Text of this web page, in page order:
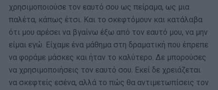
χρησιμοποιούσε τον εαυτό σου ως πείραμα, ως μια
παλέτα, κάπως έτσι. Και το σκεφτόμουν και κατάλαβα
ότι μου αρέσει να βγαίνω έξω από τον εαυτό μου, να μην
είμαι εγώ. Είχαμε ένα μάθημα στη δραματική που έπρεπε
να φοράμε μάσκες και ήταν το καλύτερο. Δε μπορούσες
να χρησιμοποιήσεις τον εαυτό σου. Εκεί δε χρειάζεται
να σκεφτείς εσένα, αλλά το πώς θα αντιμετωπίσεις τον